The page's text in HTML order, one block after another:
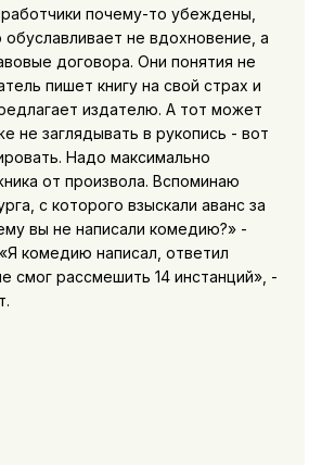
почему-то убеждены,
обуславливает не вдохновение, а
договора. Они понятия не
пишет книгу на свой страх и
издателю. А тот может
не заглядывать в рукопись - вот
Надо максимально
от произвола. Вспоминаю
с которого взыскали аванс за
вы не написали комедию?» -
комедию написал, ответил
смог рассмешить 14 инстанций», -